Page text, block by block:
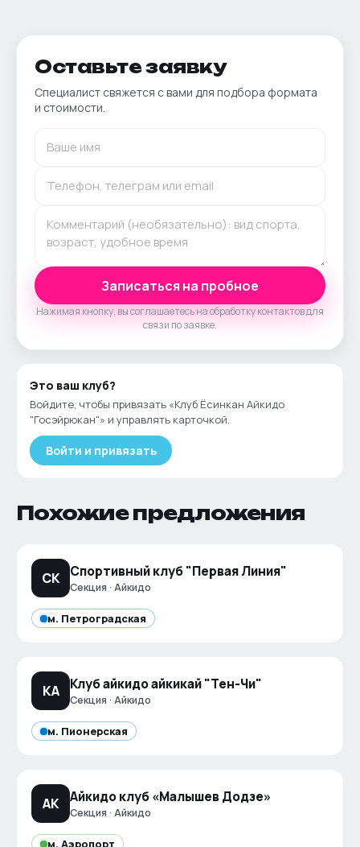
Оставьте заявку
Специалист свяжется с вами для подбора формата
и стоимости.
Записаться на пробное
Нажимая кнопку, вы соглашаетесь на обработку контактов для
связи по заявке.
Это ваш клуб?
Войдите, чтобы привязать «Клуб Ёсинкан Айкидо
"Госэйрюкан"» и управлять карточкой.
Войти и привязать
Похожие предложения
СК Спортивный клуб "Первая Линия"
Секция · Айкидо
м. Петроградская
КА Клуб айкидо айкикай "Тен-Чи"
Секция · Айкидо
м. Пионерская
АК Айкидо клуб «Малышев Додзе»
Секция · Айкидо
м. Аэропорт